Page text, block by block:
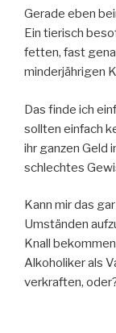
Gerade eben
Ein tierisch
fetten, fast
minderjährigen
Das finde ich
sollten einfach
ihr ganzen Geld
schlechtes
Kann mir das
Umständen
Knall
Alkoholiker als
verkraften,